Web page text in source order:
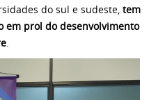
do sul e sudeste, tem
prol do desenvolvimento
.